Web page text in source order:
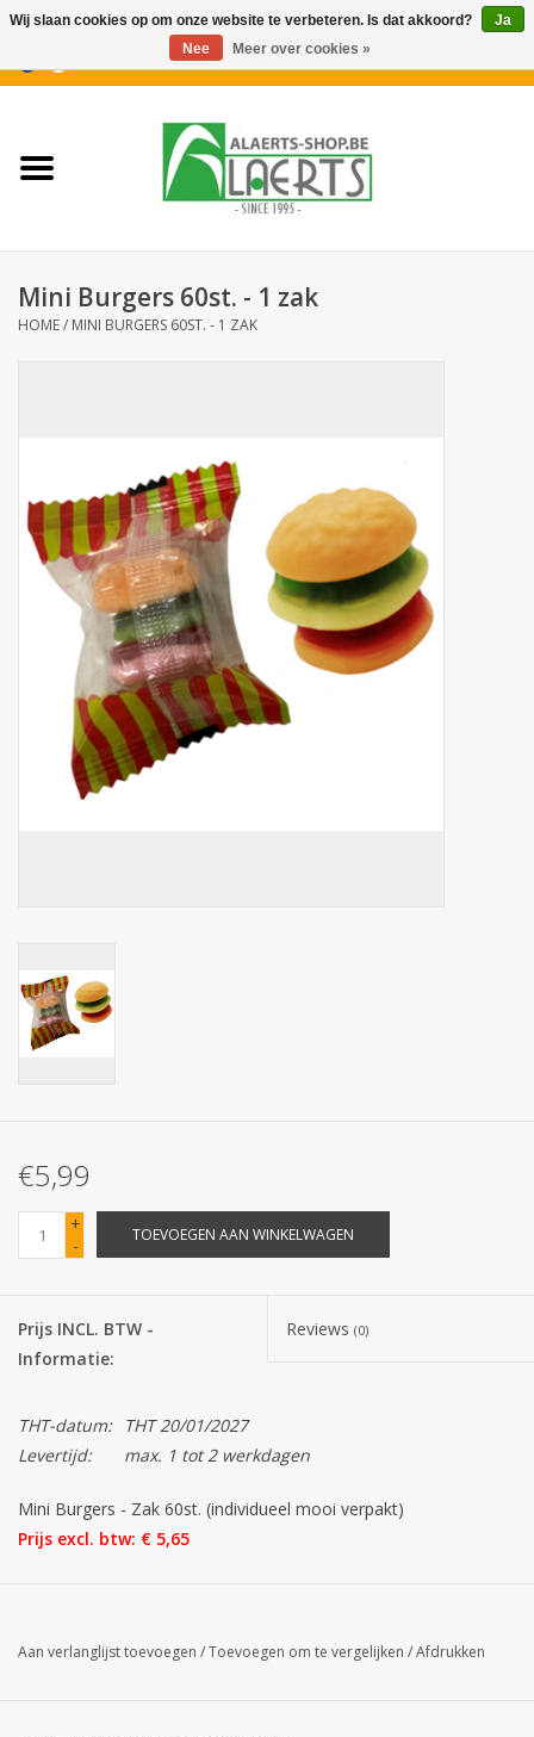
Nieuwigheden
Koffiekoekjes
Aperitiefkoekjes
Botanicals
Snoeppot-Snoep
Kassarollen
Cleaning-producten
Verpakking
Kantoorbenodigdheden
Corona
Sinterklaassnoep
Carnavalssnoep
Merken
Mini Burgers 60st. - 1 zak
HOME/ MINI BURGERS 60ST. - 1 ZAK
€5,99
+
-
TOEVOEGEN AAN WINKELWAGEN
Prijs INCL. BTW -
Informatie:
Reviews (0)
THT-datum:
THT 20/01/2027
Levertijd:
max. 1 tot 2 werkdagen
Mini Burgers - Zak 60st. (individueel mooi verpakt)
Prijs excl. btw: € 5,65
Aan verlanglijst toevoegen /Toevoegen om te vergelijken /Afdrukken
Wij slaan cookies op om onze website te verbeteren. Is dat akkoord?
Ja
Nee
Meer over cookies »